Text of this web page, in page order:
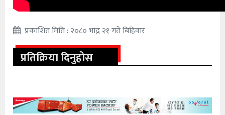
प्रकाशित मिति : २०८० भाद्र २१ गते बिहिवार
प्रतिक्रिया दिनुहोस